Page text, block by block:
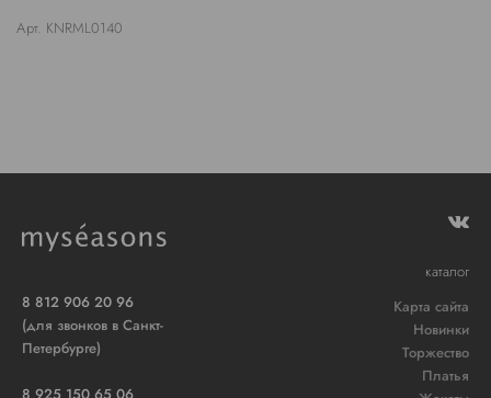
Арт. KNRML0140
8 812 906 20 96
(для звонков в Санкт-
Петербурге)
каталог
Карта сайта
Новинки
Торжество
Платья